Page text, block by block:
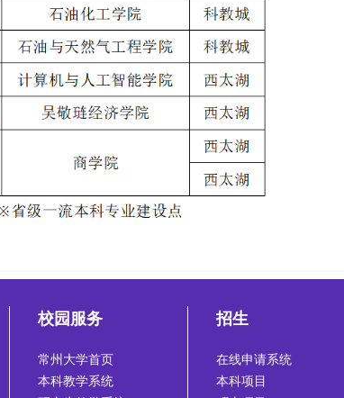
校园服务
常州大学首页
本科教学系统
招生
在线申请系统
本科项目